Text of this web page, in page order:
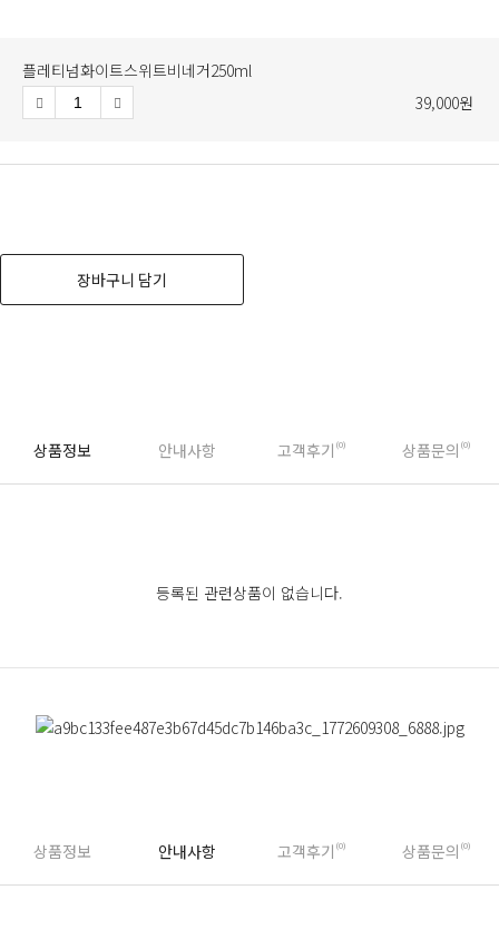
플레티넘화이트스위트비네거250ml
39,000원
상품정보 안내사항 고객후기 (0) 상품문의 (0)
등록된 관련상품이 없습니다.
상품정보 안내사항 고객후기 (0) 상품문의 (0)